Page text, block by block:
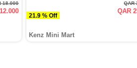
18.000
21.9 % Off
QAR
QAR
Kenz Mini Mart